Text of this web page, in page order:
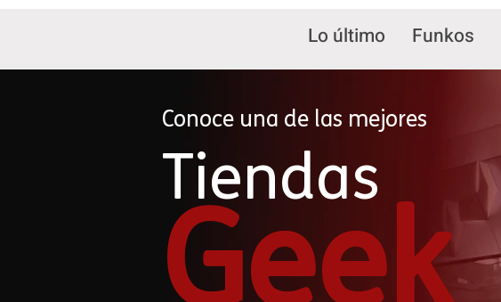
Lo último Funkos
Conoce una de las mejores
Tiendas
Geek